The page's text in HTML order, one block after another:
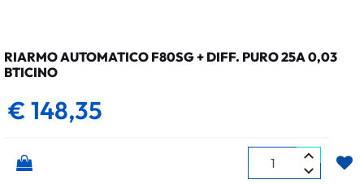
RIARMO AUTOMATICO F80SG + DIFF. PURO 25A 0,03
BTICINO
€ 148,35
Quantità